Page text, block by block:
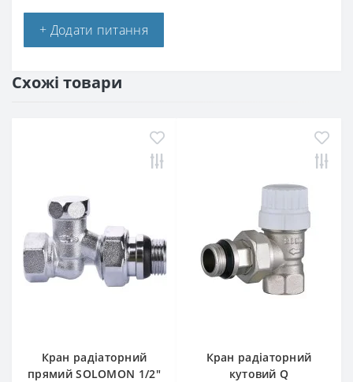
+ Додати питання
Схожі товари
Кран радіаторний
прямий SOLOMON 1/2″
Кран радіаторний
кутовий Q